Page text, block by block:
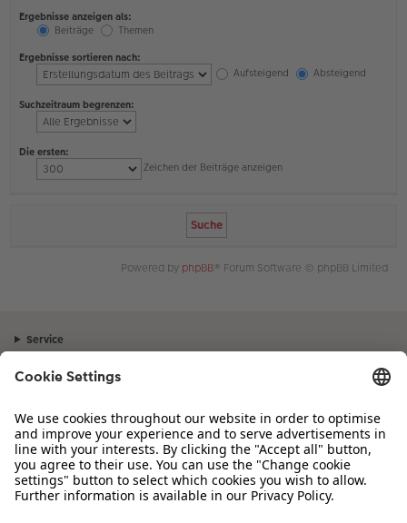
Ergebnisse anzeigen als:
Beiträge
Themen
Ergebnisse sortieren nach:
Aufsteigend
Absteigend
Suchzeitraum begrenzen:
Die ersten:
Zeichen der Beiträge anzeigen
Powered by phpBB® Forum Software © phpBB Limited
Service
Sortiment
Inspiration